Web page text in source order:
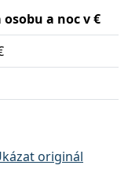
osobu a noc v €
originál